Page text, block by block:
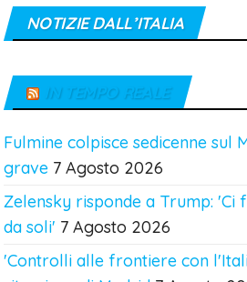
NOTIZIE DALL’ITALIA
IN TEMPO REALE
Fulmine colpisce sedicenne sul
grave 7 Agosto 2026
Zelensky risponde a Trump: 'Ci
da soli' 7 Agosto 2026
'Controlli alle frontiere con